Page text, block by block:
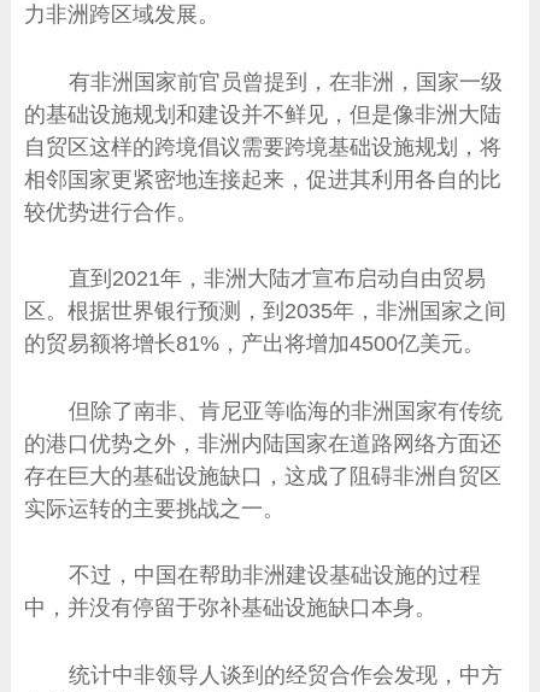
力非洲跨区域发展。
有非洲国家前官员曾提到，在非洲，国家一级
的基础设施规划和建设并不鲜见，但是像非洲大陆
自贸区这样的跨境倡议需要跨境基础设施规划，将
相邻国家更紧密地连接起来，促进其利用各自的比
较优势进行合作。
直到2021年，非洲大陆才宣布启动自由贸易
区。根据世界银行预测，到2035年，非洲国家之间
的贸易额将增长81%，产出将增加4500亿美元。
但除了南非、肯尼亚等临海的非洲国家有传统
的港口优势之外，非洲内陆国家在道路网络方面还
存在巨大的基础设施缺口，这成了阻碍非洲自贸区
实际运转的主要挑战之一。
不过，中国在帮助非洲建设基础设施的过程
中，并没有停留于弥补基础设施缺口本身。
统计中非领导人谈到的经贸合作会发现，中方